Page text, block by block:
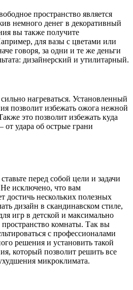
пространство является
немного денег в декоративный
вы также получите
для вазы с цветами или
говоря, за одни и те же деньги
дизайнерский и утилитарный.
нагреваться. Установленный
позволит избежать ожога нежной
это позволит избежать куда
удара об острые грани
перед собой цели и задачи
исключено, что вам
достичь нескольких полезных
дизайн в скандинавском стиле,
игр в детской и максимально
комнаты. Так вы
с профессионалами
решения и установить такой
который позволит решить все
микроклимата.